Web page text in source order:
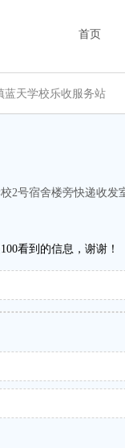
首页
蓝天学校乐收服务站
2号宿舍楼旁快递收发
看到的信息，谢谢！